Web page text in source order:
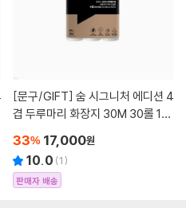
[문구/GIFT]
겹 두루마리 화장지 30M 30롤 1팩
33% 17,000원
10.0 (1)
판매자 배송